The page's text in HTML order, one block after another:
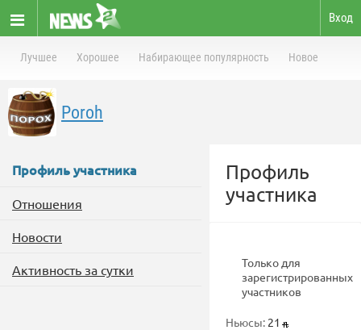
Вход
Лучшее Хорошее Набирающее популярность Новое
Poroh
Профиль участника
Отношения
Новости
Активность за сутки
Профиль
участника
Только для
зарегистрированных
участников
Ньюсы: 21